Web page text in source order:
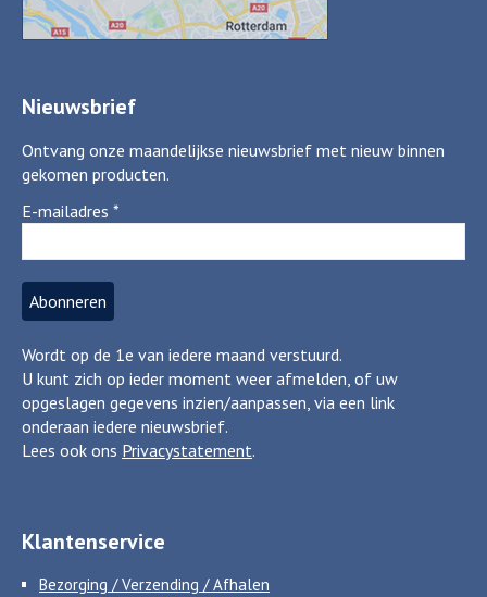
Nieuwsbrief
Ontvang onze maandelijkse nieuwsbrief met nieuw binnen
gekomen producten.
E-mailadres *
Wordt op de 1e van iedere maand verstuurd.
U kunt zich op ieder moment weer afmelden, of uw
opgeslagen gegevens inzien/aanpassen, via een link
onderaan iedere nieuwsbrief.
Lees ook ons Privacystatement.
Klantenservice
Bezorging / Verzending / Afhalen